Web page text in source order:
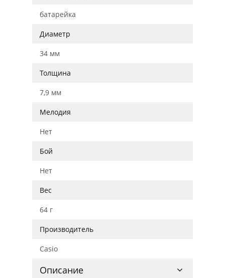
батарейка
Диаметр
34 мм
Толщина
7,9 мм
Мелодия
Нет
Бой
Нет
Вес
64 г
Производитель
Casio
Описание